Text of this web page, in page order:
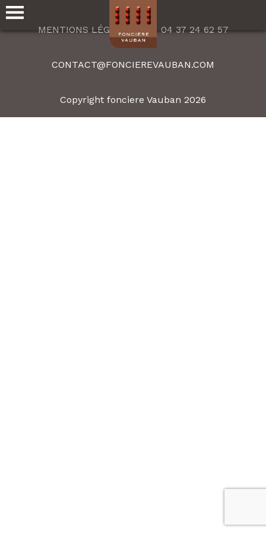
MENTIONS LÉGALES 04 37 24 62 57
CONTACT@FONCIEREVAUBAN.COM
Copyright fonciere Vauban 2026